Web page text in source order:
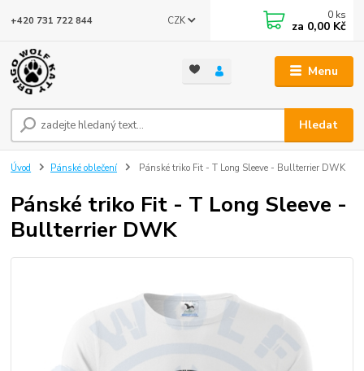
Menu
CZK
Hledat
+420 731 722 844 0 ks
za 0,00 Kč
Úvod Pánské oblečení Pánské triko Fit - T Long Sleeve - Bullterrier DWK
Pánské triko Fit - T Long Sleeve -
Bullterrier DWK